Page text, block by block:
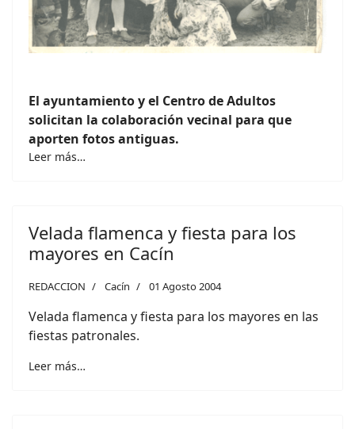
El ayuntamiento y el Centro de Adultos
solicitan la colaboración vecinal para que
aporten fotos antiguas.
Leer más…
Velada flamenca y fiesta para los
mayores en Cacín
REDACCION Cacín 01 Agosto 2004
Velada flamenca y fiesta para los mayores en las
fiestas patronales.
Leer más…